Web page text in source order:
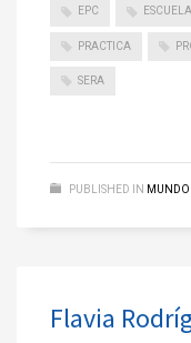
EPC ESCUELA
PRACTICA
SERA
PUBLISHED IN MUNDO
Flavia